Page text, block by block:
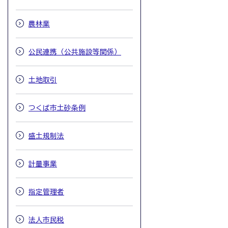
農林業
公民連携（公共施設等関係）
土地取引
つくば市土砂条例
盛土規制法
計量事業
指定管理者
法人市民税